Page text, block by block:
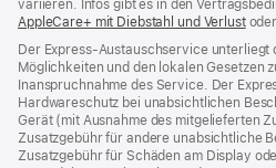
variieren. Infos gibt es in den
AppleCare+ mit Diebstahl und Verlustoder
Der Express-Austauschservice unterliegt
Möglichkeiten und den lokalen Gesetzen
Inanspruchnahme des Service. Der
Hardwareschutz bei unabsichtlichen
Gerät (mit Ausnahme des mitgelieferten
Zusatzgebühr für andere unabsichtliche
Zusatzgebühr für Schäden am Display